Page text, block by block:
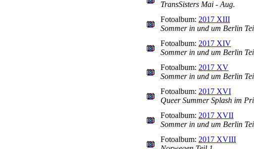
TransSisters Mai - Aug.
Fotoalbum: 2017 XIII
Sommer in und um Berlin
Fotoalbum: 2017 XIV
Sommer in und um Berlin
Fotoalbum: 2017 XV
Sommer in und um Berlin
Fotoalbum: 2017 XVI
Queer Summer Splash im
Fotoalbum: 2017 XVII
Sommer in und um Berlin
Fotoalbum: 2017 XVIII